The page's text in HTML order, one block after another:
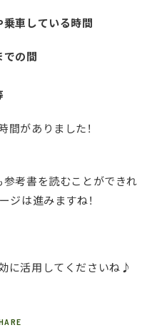
乗車している時間
での間
がありました！
考書を読むことができれ
ジは進みますね！
に活用してくださいね♪